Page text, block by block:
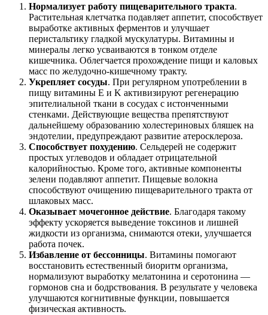
Нормализует работу пищеварительного тракта.
Растительная клетчатка подавляет аппетит, способствует
выработке активных ферментов и улучшает
перистальтику гладкой мускулатуры. Витамины и
минералы легко усваиваются в тонком отделе
кишечника. Облегчается прохождение пищи и каловых
масс по желудочно-кишечному тракту.
Укрепляет сосуды. При регулярном употреблении в
пищу витамины E и K активизируют регенерацию
эпителиальной ткани в сосудах с истонченными
стенками. Действующие вещества препятствуют
дальнейшему образованию холестериновых бляшек на
эндотелии, предупреждают развитие атеросклероза.
Способствует похудению. Сельдерей не содержит
простых углеводов и обладает отрицательной
калорийностью. Кроме того, активные компоненты
зелени подавляют аппетит. Пищевые волокна
способствуют очищению пищеварительного тракта от
шлаковых масс.
Оказывает мочегонное действие. Благодаря такому
эффекту ускоряется выведение токсинов и лишней
жидкости из организма, снимаются отеки, улучшается
работа почек.
Избавление от бессонницы. Витамины помогают
восстановить естественный биоритм организма,
нормализуют выработку мелатонина и серотонина —
гормонов сна и бодрствования. В результате у человека
улучшаются когнитивные функции, повышается
физическая активность.